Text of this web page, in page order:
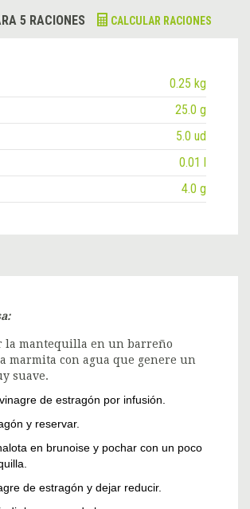
5 RACIONES CALCULAR RACIONES
0.25 kg
25.0 g
5.0 ud
0.01 l
4.0 g
la mantequilla en un barreño
marmita con agua que genere un
suave.
de estragón por infusión.
y reservar.
en brunoise y pochar con un poco
de estragón y dejar reducir.